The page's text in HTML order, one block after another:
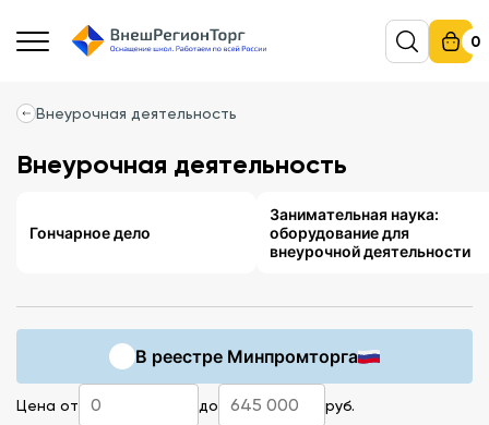
0
Внеурочная деятельность
Внеурочная деятельность
Гончарное дело
Занимательная наука:
оборудование для
внеурочной деятельности
В реестре Минпромторга
Цена от до руб.